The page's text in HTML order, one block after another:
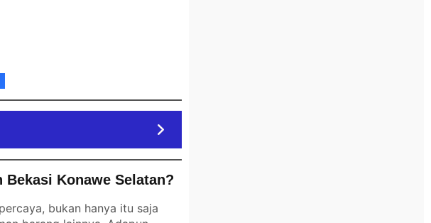
Konawe Selatan?
bukan hanya itu saja